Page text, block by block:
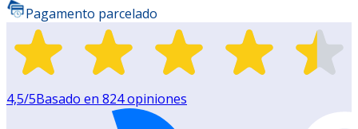
Pagamento parcelado
4,5/5Basado en 824opiniones